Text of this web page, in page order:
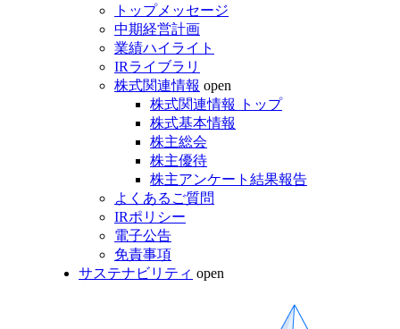
トップメッセージ
中期経営計画
業績ハイライト
IRライブラリ
株式関連情報 open
株式関連情報 トップ
株式基本情報
株主総会
株主優待
株主アンケート結果報告
よくあるご質問
IRポリシー
電子公告
免責事項
サステナビリティ open